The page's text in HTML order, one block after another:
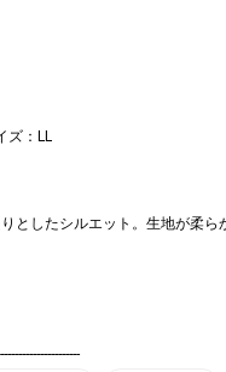
ズ：LL
としたシルエット。生地が柔ら